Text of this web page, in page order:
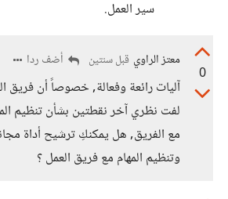
سير العمل.
0
معتز الراوي قبل سنتين أضف ردا
آليات رائعة وفعالة, خصوصاً أن فريق
لفت نظري آخر نقطتين بشأن تنظيم
مع الفريق, هل يمكنكِ ترشيح أداة
وتنظيم المهام مع فريق العمل ؟